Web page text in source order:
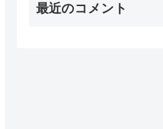
最近のコメント